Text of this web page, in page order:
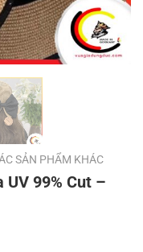
SẢN PHẨM KHÁC
UV 99% Cut –